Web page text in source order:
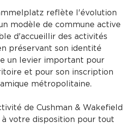
reflète l'évolution
modèle de commune active
d'accueillir des activités
préservant son identité
un levier important pour
et pour son inscription
métropolitaine.
de Cushman & Wakefield
votre disposition pour tout